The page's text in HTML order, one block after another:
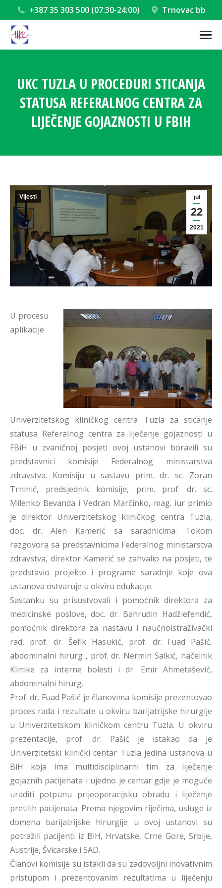
+387 35 303 500 (07:30-24:00) Trnovac bb
UKC TUZLA U PROCEDURI STICANJA
STATUSA REFERALNOG CENTRA ZA
LIJEČENJE GOJAZNOSTI U FBIH
jul
22
2021
Vijesti
U procesu
aplikacije
Univerzitetskog kliničkog centra Tuzla za sticanje
statusa Referalnog centra za liječenje gojaznosti u
FBiH u zvaničnoj posjeti ovoj ustanovi boravili su
predstavnici komisije Federalnog ministarstva
zdravstva. Komisiju u sastavu prim. dr. sc. Zoran
Trninić, predsjednik komisije, prim. prof. dr. sc.
Milenko Bevanda i Vedran Marčinko, mag. iur primio
je direktor Univerzitetskog kliničkog centra Tuzla,
doc. dr. Alen Kamerić sa saradnicima. Tokom
razgovora sa predstavnicima Federalnog ministarstva
zdravstva, direktor Kamerić se zahvalio na posjeti, te
predstavio projekte i programe saradnje koje ova
ustanova ostvaruje u okviru edukacije.
Sastanku su prisustvovali i pomoćnik direktora za
medicinske poslove, doc. dr. Bahrudin Hadžiefendić,
pomoćnik direktora za nastavu i naučnoistraživački
rad, prof. dr. Šefik Hasukić, prof. dr. Fuad Pašić,
abdominalni hirurg , prof. dr. Nermin Salkić, načelnik
Klinike za interne bolesti i dr. Emir Ahmetašević,
abdominalni hirurg.
Prof. dr. Fuad Pašić je članovima komisije prezentovao
proces rada i rezultate u okviru barijatrijske hirurgije
u Univerzitetskom kliničkom centru Tuzla. U okviru
prezentacije, prof. dr. Pašić je istakao da je
Univerzitetski klinički centar Tuzla jedina ustanova u
BiH koja ima multidisciplinarni tim za liječenje
gojaznih pacijenata i ujedno je centar gdje je moguće
uraditi potpunu prijeoperacijsku obradu i liječenje
pretilih pacijenata. Prema njegovim riječima, usluge iz
domena barijatrijske hirurgije u ovoj ustanovi su
potražili pacijenti iz BiH, Hrvatske, Crne Gore, Srbije,
Austrije, Švicarske i SAD.
Članovi komisije su istakli da su zadovoljni inovativnim
pristupom i prezentovanim rezultatima u liječenju